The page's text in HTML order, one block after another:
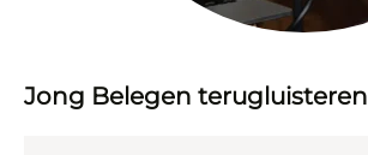
Jong Belegen terugluisteren